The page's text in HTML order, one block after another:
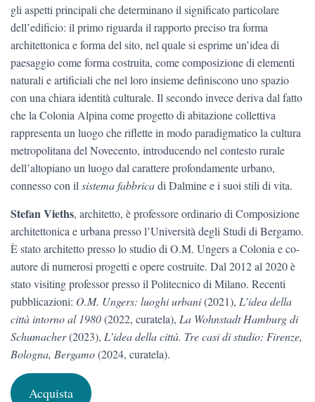
gli aspetti principali che determinano il significato particolare
dell’edificio: il primo riguarda il rapporto preciso tra forma
architettonica e forma del sito, nel quale si esprime un’idea di
paesaggio come forma costruita, come composizione di elementi
naturali e artificiali che nel loro insieme definiscono uno spazio
con una chiara identità culturale. Il secondo invece deriva dal fatto
che la Colonia Alpina come progetto di abitazione collettiva
rappresenta un luogo che riflette in modo paradigmatico la cultura
metropolitana del Novecento, introducendo nel contesto rurale
dell’altopiano un luogo dal carattere profondamente urbano,
connesso con il sistema fabbricadi Dalmine e i suoi stili di vita.
Stefan Vieths, architetto, è professore ordinario di Composizione
architettonica e urbana presso l’Università degli Studi di Bergamo.
È stato architetto presso lo studio di O.M. Ungers a Colonia e co-
autore di numerosi progetti e opere costruite. Dal 2012 al 2020 è
stato visiting professor presso il Politecnico di Milano. Recenti
pubblicazioni: O.M. Ungers: luoghi urbani(2021), L’idea della
città intorno al 1980(2022, curatela), La Wohnstadt Hamburg di
Schumacher(2023), L’idea della città. Tre casi di studio: Firenze,
Bologna, Bergamo(2024, curatela).
Acquista